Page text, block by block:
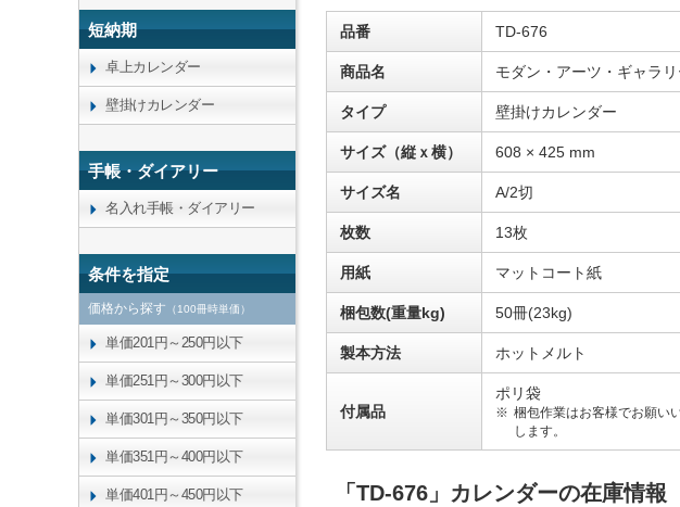
品番 TD-676
商品名 モダン・アーツ・ギャラリ
タイプ 壁掛けカレンダー
サイズ（縦ｘ横） 608 × 425 mm
サイズ名 A/2切
枚数 13枚
用紙 マットコート紙
梱包数(重量kg) 50冊(23kg)
製本方法 ホットメルト
付属品
ポリ袋
梱包作業はお客様でお願い
します。
「TD-676」カレンダーの在庫情報
短納期
卓上カレンダー
壁掛けカレンダー
手帳・ダイアリー
名入れ手帳・ダイアリー
条件を指定
価格から探す （100冊時単価）
単価201円～250円以下
単価251円～300円以下
単価301円～350円以下
単価351円～400円以下
単価401円～450円以下